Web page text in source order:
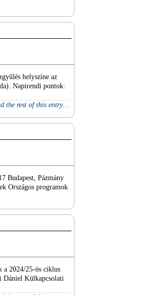
helyszíne az
Napirendi pontok:
the rest of this entry…
Budapest, Pázmány
Országos programok
a 2024/25-ös ciklus
Dániel Külkapcsolati